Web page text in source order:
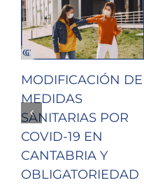
MODIFICACIÓN DE
MEDIDAS
SANITARIAS POR
COVID-19 EN
CANTABRIA Y
OBLIGATORIEDAD